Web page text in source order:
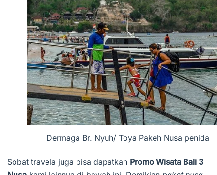
Dermaga Br. Nyuh/ Toya Pakeh Nusa penida
Sobat travela juga bisa dapatkan Promo Wisata Bali 3